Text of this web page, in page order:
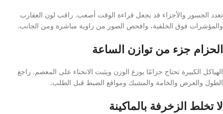
تعدد الجسور والأجزاء قد يجعل قراءة الوقت أصعب. راقب لون العقارب
والمؤشرات فوق الخلفية، وافحص الصور من زاوية مباشرة ومن الجانب.
الحزام جزء من توازن الساعة
الهياكل الكبيرة تحتاج حزامًا يوزع الوزن ويثبت الانحناء على المعصم. راجع
الطول والعرض والخامة والمشبك ومواقع الضبط قبل الطلب.
لا تخلط الزخرفة بالماكينة